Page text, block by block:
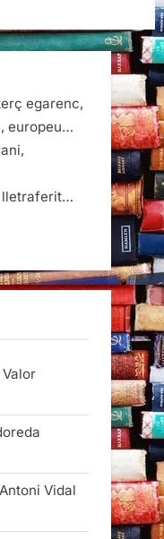
egarenc,
europeu…
lletraferit…
Valor
Vidal